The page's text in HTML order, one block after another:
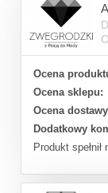
Ocena
Ocena sklepu:
Ocena
Dodatkowy
Produkt